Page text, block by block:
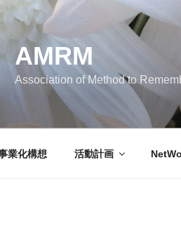
AMRM
Association of Method to
業化構想 活動計画